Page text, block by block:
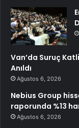
Van’da Suruç
Anıldı
Ağustos 6, 2026
Nebius Group
raporunda %13
Ağustos 6, 2026